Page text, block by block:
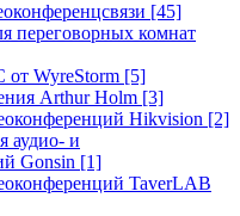
[45]
переговорных комнат
WyreStorm [5]
Arthur Holm [3]
Hikvision [2]
аудио- и
Gonsin [1]
TaverLAB